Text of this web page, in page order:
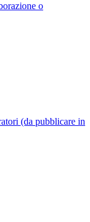
o
(da pubblicare in